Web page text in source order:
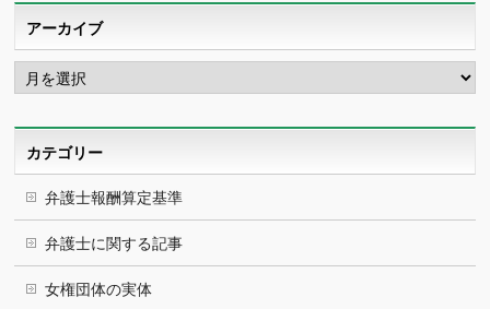
アーカイブ
ア
ー
カ
カテゴリー
弁護士報酬算定基準
弁護士に関する記事
女権団体の実体